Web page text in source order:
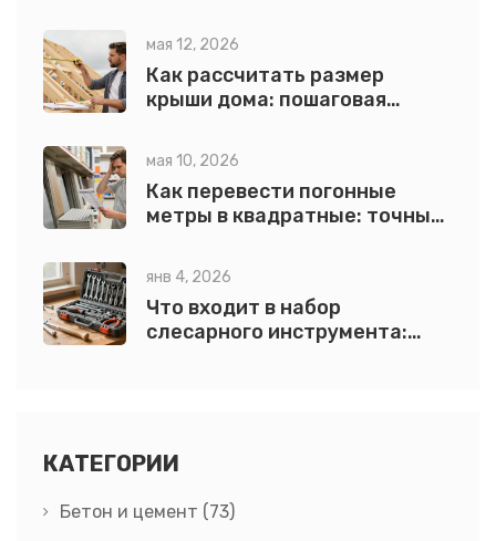
мая 12, 2026
Как рассчитать размер
крыши дома: пошаговая
примерами
мая 10, 2026
Как перевести погонные
метры в квадратные: точный
янв 4, 2026
Что входит в набор
слесарного инструмента:
КАТЕГОРИИ
Бетон и цемент (73)